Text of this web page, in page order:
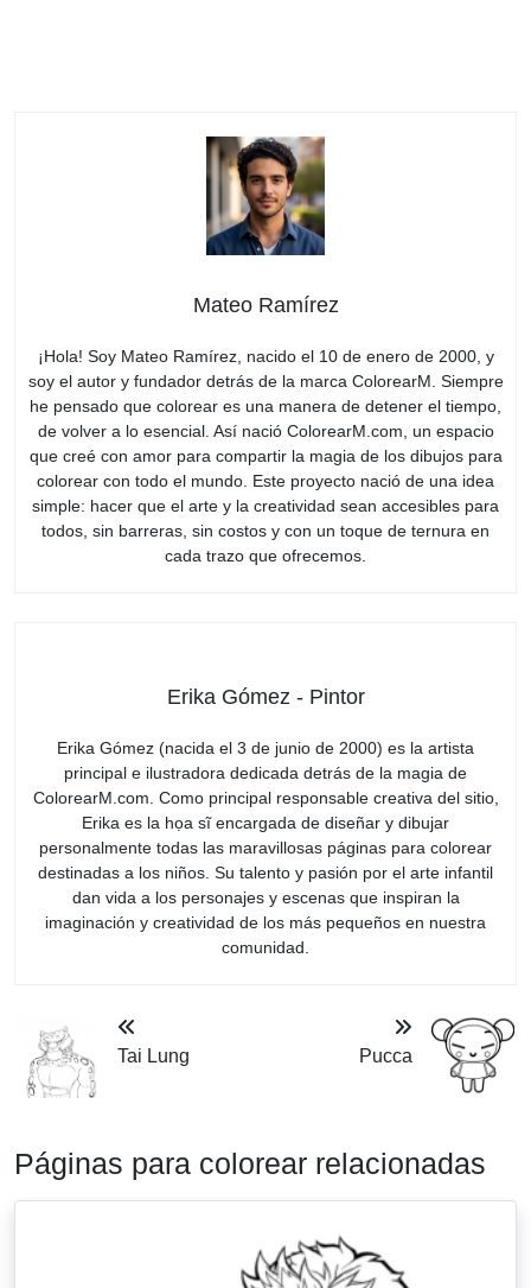
Mateo Ramírez
¡Hola! Soy Mateo Ramírez, nacido el 10 de enero de 2000, y
soy el autor y fundador detrás de la marca ColorearM. Siempre
he pensado que colorear es una manera de detener el tiempo,
de volver a lo esencial. Así nació ColorearM.com, un espacio
que creé con amor para compartir la magia de los dibujos para
colorear con todo el mundo. Este proyecto nació de una idea
simple: hacer que el arte y la creatividad sean accesibles para
todos, sin barreras, sin costos y con un toque de ternura en
cada trazo que ofrecemos.
Erika Gómez - Pintor
Erika Gómez (nacida el 3 de junio de 2000) es la artista
principal e ilustradora dedicada detrás de la magia de
ColorearM.com. Como principal responsable creativa del sitio,
Erika es la họa sĩ encargada de diseñar y dibujar
personalmente todas las maravillosas páginas para colorear
destinadas a los niños. Su talento y pasión por el arte infantil
dan vida a los personajes y escenas que inspiran la
imaginación y creatividad de los más pequeños en nuestra
comunidad.
Tai Lung Pucca
Páginas para colorear relacionadas